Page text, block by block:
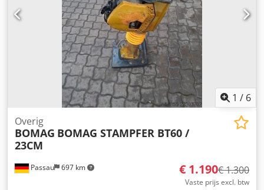
1 / 6
Passau 697 km
Overig
BOMAG BOMAG STAMPFER BT60 /
23CM
€ 1.190€ 1.300
Vaste prijs excl. btw